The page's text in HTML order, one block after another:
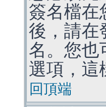
簽名檔在
後，請在
名。您也
選項，這
回頂端